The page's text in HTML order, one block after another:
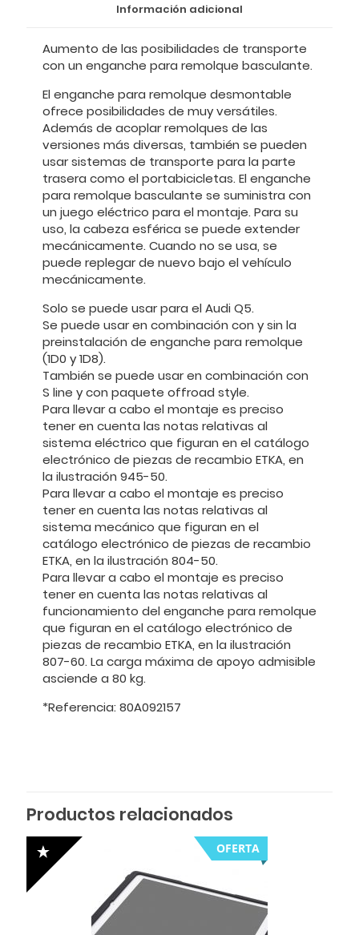
Información adicional
Aumento de las posibilidades de transporte
con un enganche para remolque basculante.
El enganche para remolque desmontable
ofrece posibilidades de muy versátiles.
Además de acoplar remolques de las
versiones más diversas, también se pueden
usar sistemas de transporte para la parte
trasera como el portabicicletas. El enganche
para remolque basculante se suministra con
un juego eléctrico para el montaje. Para su
uso, la cabeza esférica se puede extender
mecánicamente. Cuando no se usa, se
puede replegar de nuevo bajo el vehículo
mecánicamente.
Solo se puede usar para el Audi Q5.
Se puede usar en combinación con y sin la
preinstalación de enganche para remolque
(1D0 y 1D8).
También se puede usar en combinación con
S line y con paquete offroad style.
Para llevar a cabo el montaje es preciso
tener en cuenta las notas relativas al
sistema eléctrico que figuran en el catálogo
electrónico de piezas de recambio ETKA, en
la ilustración 945-50.
Para llevar a cabo el montaje es preciso
tener en cuenta las notas relativas al
sistema mecánico que figuran en el
catálogo electrónico de piezas de recambio
ETKA, en la ilustración 804-50.
Para llevar a cabo el montaje es preciso
tener en cuenta las notas relativas al
funcionamiento del enganche para remolque
que figuran en el catálogo electrónico de
piezas de recambio ETKA, en la ilustración
807-60. La carga máxima de apoyo admisible
asciende a 80 kg.
*Referencia: 80A092157
Productos relacionados
OFERTA